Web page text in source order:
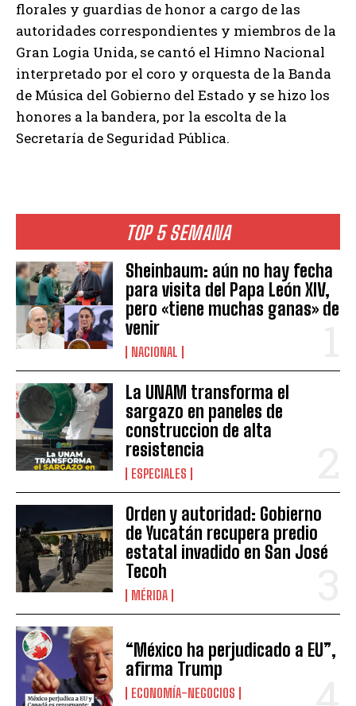
TOP 5 SEMANA
Sheinbaum: aún no hay fecha
para visita del Papa León XIV,
pero «tiene muchas ganas» de
venir
NACIONAL
La UNAM transforma el
sargazo en paneles de
construccion de alta
resistencia
ESPECIALES
Orden y autoridad: Gobierno
de Yucatán recupera predio
estatal invadido en San José
Tecoh
MÉRIDA
“México ha perjudicado a EU”,
afirma Trump
ECONOMÍA-NEGOCIOS
florales y guardias de honor a cargo de las
autoridades correspondientes y miembros de la
Gran Logia Unida, se cantó el Himno Nacional
interpretado por el coro y orquesta de la Banda
de Música del Gobierno del Estado y se hizo los
honores a la bandera, por la escolta de la
Secretaría de Seguridad Pública.